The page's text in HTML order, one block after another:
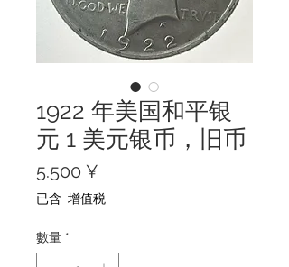
1922 年美国和平银
元 1 美元银币，旧币
5.500 ¥
格
已含 增值税
數量 *